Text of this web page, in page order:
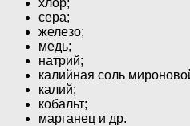
сера;
железо;
медь;
натрий;
калийная соль
калий;
кобальт;
марганец и др.